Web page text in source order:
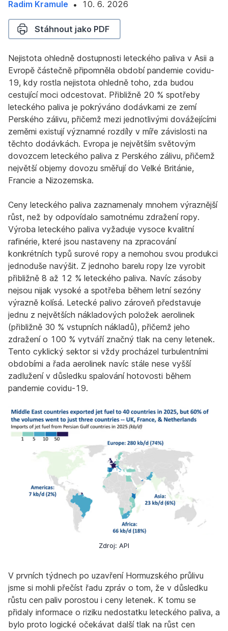
Radim Kramule • 10. 6. 2026
Stáhnout jako PDF
Nejistota ohledně dostupnosti leteckého paliva v Asii a
Evropě částečně připomněla období pandemie covidu-
19, kdy rostla nejistota ohledně toho, zda budou
cestující moci odcestovat. Přibližně 20 % spotřeby
leteckého paliva je pokrýváno dodávkami ze zemí
Perského zálivu, přičemž mezi jednotlivými dovážejícími
zeměmi existují významné rozdíly v míře závislosti na
těchto dodávkách. Evropa je největším světovým
dovozcem leteckého paliva z Perského zálivu, přičemž
největší objemy dovozu směřují do Velké Británie,
Francie a Nizozemska.
Ceny leteckého paliva zaznamenaly mnohem výraznější
růst, než by odpovídalo samotnému zdražení ropy.
Výroba leteckého paliva vyžaduje vysoce kvalitní
rafinérie, které jsou nastaveny na zpracování
konkrétních typů surové ropy a nemohou svou produkci
jednoduše navýšit. Z jednoho barelu ropy lze vyrobit
přibližně 8 až 12 % leteckého paliva. Navíc zásoby
nejsou nijak vysoké a spotřeba během letní sezóny
výrazně kolísá. Letecké palivo zároveň představuje
jednu z největších nákladových položek aerolinek
(přibližně 30 % vstupních nákladů), přičemž jeho
zdražení o 100 % vytváří značný tlak na ceny letenek.
Tento cyklický sektor si vždy procházel turbulentními
obdobími a řada aerolinek navíc stále nese vyšší
zadlužení v důsledku spalování hotovosti během
pandemie covidu-19.
Zdroj: API
V prvních týdnech po uzavření Hormuzského průlivu
jsme si mohli přečíst řadu zpráv o tom, že v důsledku
růstu cen paliv porostou i ceny letenek. K tomu se
přidaly informace o riziku nedostatku leteckého paliva, a
bylo proto logické očekávat další tlak na růst cen